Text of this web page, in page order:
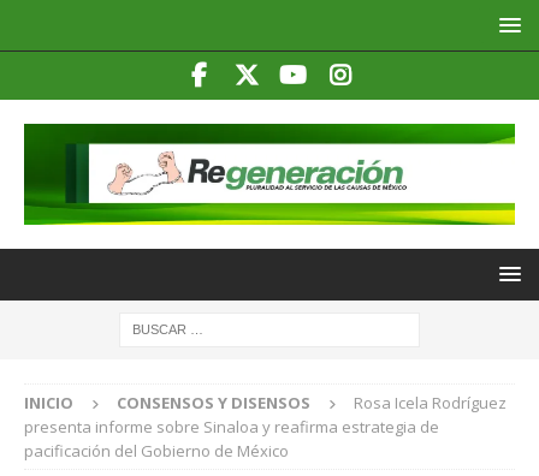
INICIO CONSENSOS Y DISENSOS
Rosa Icela Rodríguez
presenta informe sobre Sinaloa y reafirma estrategia de
pacificación del Gobierno de México